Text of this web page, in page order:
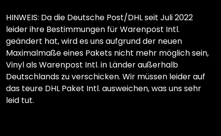
HINWEIS: Da die Deutsche Post/DHL seit Juli 2022
leider ihre Bestimmungen für Warenpost Intl.
geändert hat, wird es uns aufgrund der neuen
Maximalmaße eines Pakets nicht mehr möglich sein,
Vinyl als Warenpost Intl. in Länder außerhalb
Deutschlands zu verschicken. Wir müssen leider auf
das teure DHL Paket Intl. ausweichen, was uns sehr
leid tut.